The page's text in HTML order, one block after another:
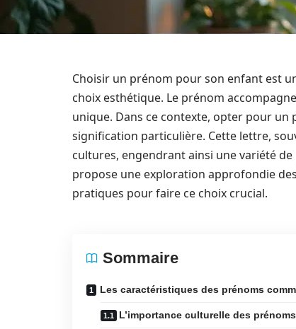
Choisir un prénom pour son enfant est
choix esthétique. Le prénom
unique. Dans ce contexte, opter pour
signification particulière. Cette lettre,
cultures, engendrant ainsi une variété
propose une exploration approfondie
pratiques pour faire ce choix crucial.
Sommaire
Les caractéristiques des prénoms
L’importance culturelle des prénoms